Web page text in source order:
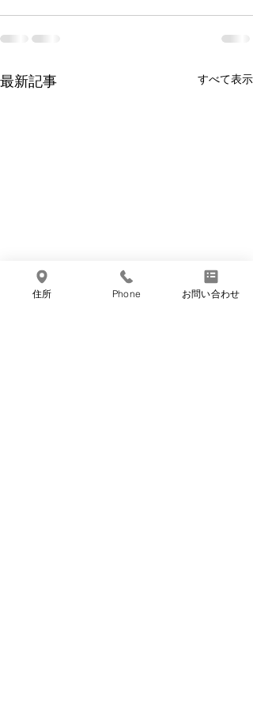
最新記事 すべて表示
住所 Phone お問い合わせ